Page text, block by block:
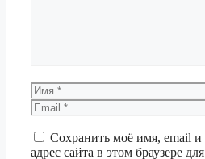
Имя
Email
Сохранить моё имя, email и
адрес сайта в этом браузере для